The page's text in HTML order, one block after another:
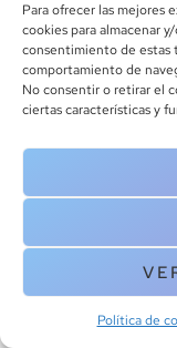
Para ofrecer las mejores
cookies para almacenar
consentimiento de estas
comportamiento de
No consentir o retirar el
ciertas características y
Política de
Copyright © 2025
cookies